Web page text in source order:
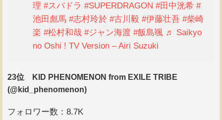
理 #スパドラ #SUPERDRAGON #田中洸希 #
池田彪馬 #志村玲於 #古川毅 #伊藤壮吾 #柴崎
楽 #松村和哉 #ジャン海渡 #飯島颯 ♬ Saikyo
no Oshi ! TV Version – Airi Suzuki
23位 KID PHENOMENON from EXILE TRIBE
(@kid_phenomenon)
フォロワー数：8.7K